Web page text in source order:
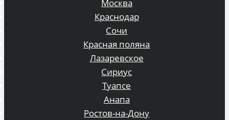
Москва
Краснодар
Сочи
Красная поляна
Лазаревское
Сириус
Туапсе
Анапа
Ростов-на-Дону